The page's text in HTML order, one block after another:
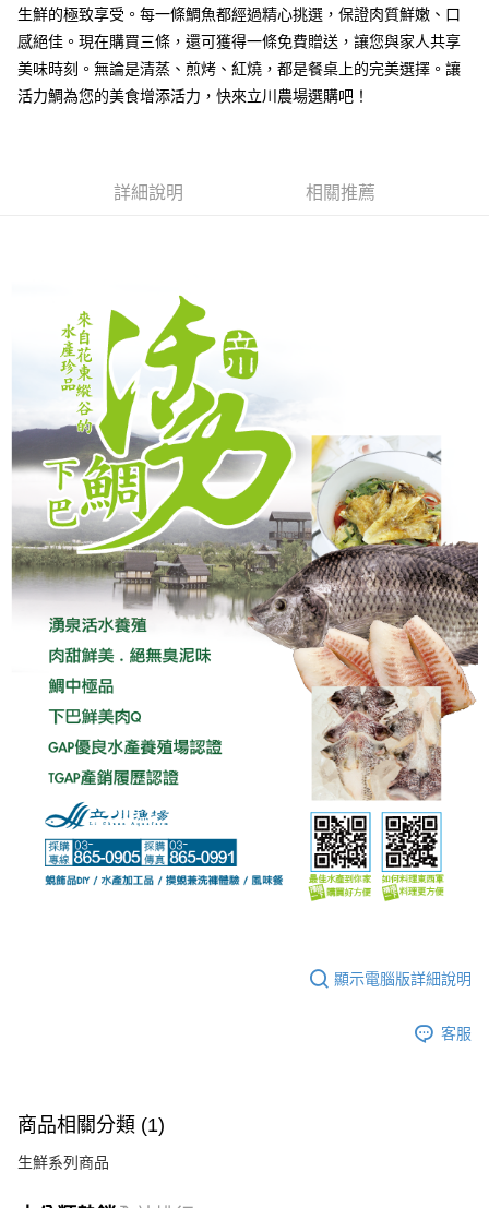
冷凍宅配
每筆NT$250，滿NT$2,600(含以上)免運費
生鮮的極致享受。每一條鯛魚都經過精心挑選，保證肉質鮮嫩、口
感絕佳。現在購買三條，還可獲得一條免費贈送，讓您與家人共享
美味時刻。無論是清蒸、煎烤、紅燒，都是餐桌上的完美選擇。讓
活力鯛為您的美食增添活力，快來立川農場選購吧！
詳細說明 相關推薦
顯示電腦版詳細說明
客服
商品相關分類 (1)
生鮮系列商品